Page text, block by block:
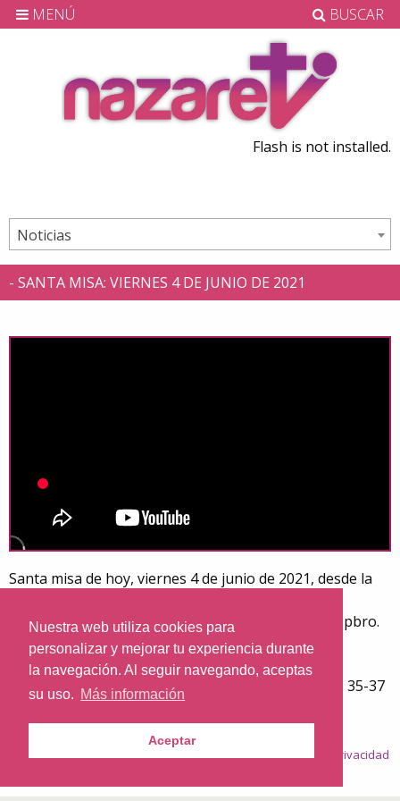
Nuestra web utiliza cookies para
personalizar y mejorar tu experiencia durante
la navegación. Al seguir navegando, aceptas
su uso. Más información
Aceptar
MENÚ BUSCAR
Flash is not installed.
Noticias
- SANTA MISA: VIERNES 4 DE JUNIO DE 2021
Santa misa de hoy, viernes 4 de junio de 2021, desde la
Barcelona. Preside el sacerdote: Rvdo. Enric Ribas, pbro.
Día litúrgico: Viernes de la IX semana del Tiempo
Ordinario.
El evangelio de hoy corresponde a San Marcos 12, 35-37
© 2026Nazaret.TV·Condiciones generales·Política de privacidad